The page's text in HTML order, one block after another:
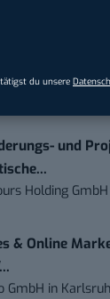
du unsere
und
Holding GmbH
& Online
GmbH in